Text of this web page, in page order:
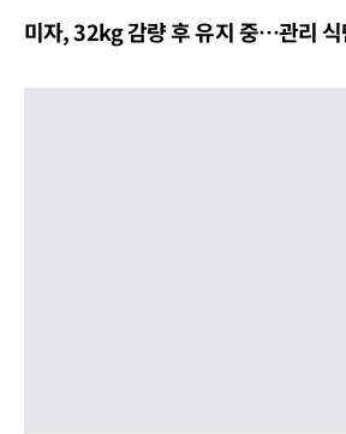
미자, 32kg 감량 후 유지 중…관리 식